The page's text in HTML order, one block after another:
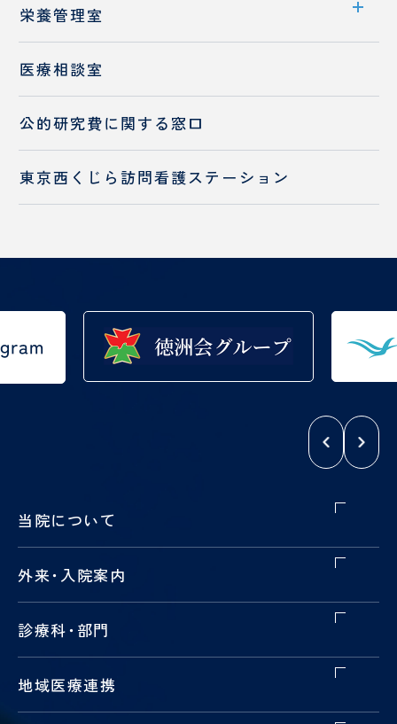
部門案内
業務内容
入職をお考えの方へ
栄養管理室
部門案内
お食事・栄養相談
入職をお考えの方へ
医療相談室
公的研究費に関する窓口
東京西くじら訪問看護ステーション
当院について
外来・ 入院案内
診療科・ 部門
地域医療連携